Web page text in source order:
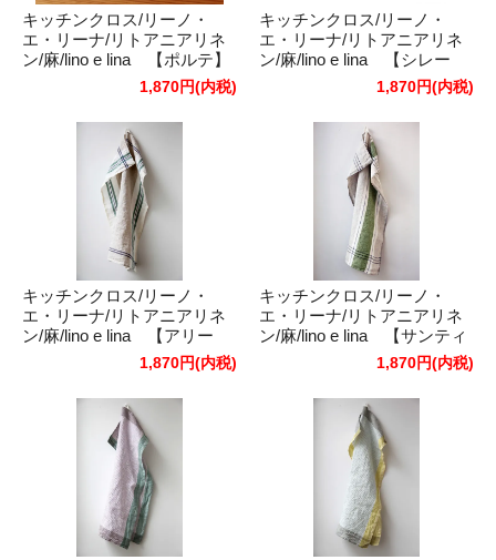
キッチンクロス/リーノ・
エ・リーナ/リトアニアリネ
ン/麻/lino e lina 【ポルテ】
1,870円(内税)
キッチンクロス/リーノ・
エ・リーナ/リトアニアリネ
ン/麻/lino e lina 【シレー
ヌ】グリーンブルー1,870円(内税)
キッチンクロス/リーノ・
エ・リーナ/リトアニアリネ
ン/麻/lino e lina 【アリー
1,870円(内税)
キッチンクロス/リーノ・
エ・リーナ/リトアニアリネ
ン/麻/lino e lina 【サンティ
1,870円(内税)